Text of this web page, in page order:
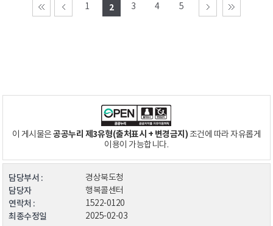
1 2 3 4 5
이 게시물은공공누리 제3유형(출처표시 + 변경금지)조건에 따라 자유롭게
이용이 가능합니다.
담당부서 : 경상북도청
담당자 행복콜센터
연락처 : 1522-0120
최종수정일 2025-02-03